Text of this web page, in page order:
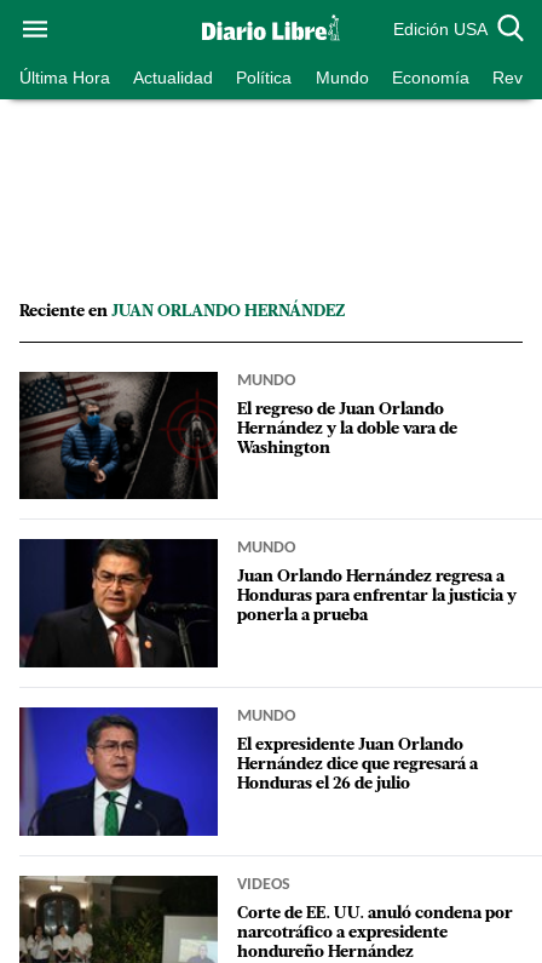
Edición USA
Última Hora Actualidad Política Mundo Economía
Reciente en JUAN ORLANDO HERNÁNDEZ
MUNDO
El regreso de Juan Orlando
Hernández y la doble vara de
Washington
MUNDO
Juan Orlando Hernández regresa a
Honduras para enfrentar la justicia y
ponerla a prueba
MUNDO
El expresidente Juan Orlando
Hernández dice que regresará a
Honduras el 26 de julio
VIDEOS
Corte de EE. UU. anuló condena por
narcotráfico a expresidente
hondureño Hernández